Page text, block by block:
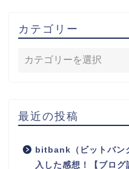
カテゴリー
最近の投稿
bitbank（ビットバン
入した感想！【ブログ